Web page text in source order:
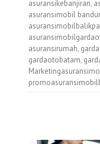
asuransikebanjiran,
asuransimobil
asuransirumah,
gardaotobatam,